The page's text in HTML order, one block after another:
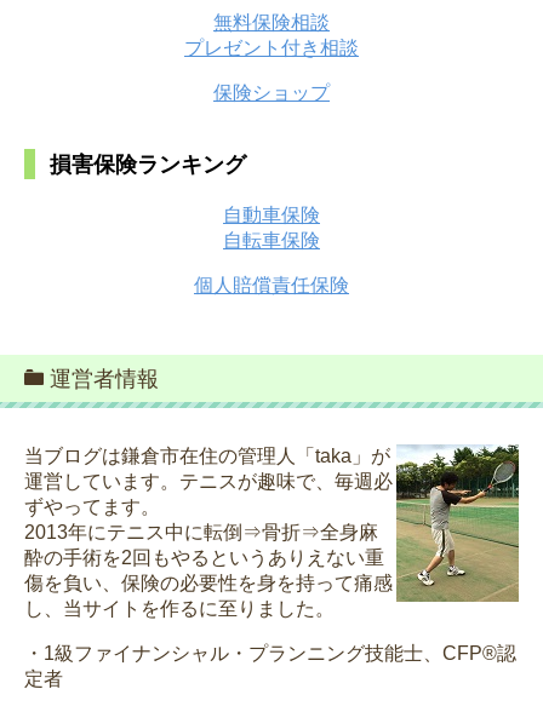
無料保険相談
プレゼント付き相談
保険ショップ
損害保険ランキング
自動車保険
自転車保険
個人賠償責任保険
運営者情報
当ブログは鎌倉市在住の管理人「taka」が
運営しています。テニスが趣味で、毎週必
ずやってます。
2013年にテニス中に転倒⇒骨折⇒全身麻
酔の手術を2回もやるというありえない重
傷を負い、保険の必要性を身を持って痛感
し、当サイトを作るに至りました。
・1級ファイナンシャル・プランニング技能士、CFP®認
定者